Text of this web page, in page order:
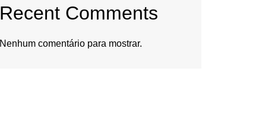
Recent Comments
Nenhum comentário para mostrar.